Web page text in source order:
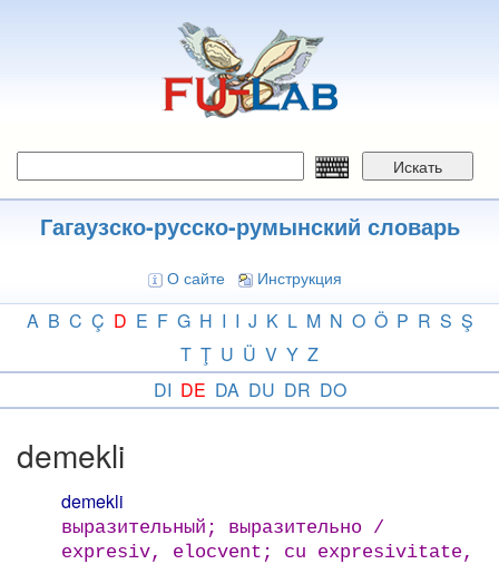
Искать
Гагаузско-русско-румынский словарь
О сайте Инструкция
A B C Ç D E F G H I I J K L M N O Ö P R S Ş
T Ţ U Ü V Y Z
DI DE DA DU DR DO
demekli
demekli
выразительный; выразительно /
expresiv, elocvent; cu expresivitate,